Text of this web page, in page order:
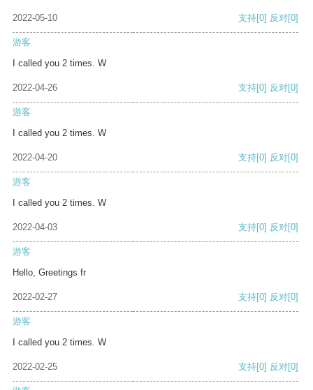
2022-05-10 支持[0] 反对[0]
游客
I called you 2 times. W
2022-04-26 支持[0] 反对[0]
游客
I called you 2 times. W
2022-04-20 支持[0] 反对[0]
游客
I called you 2 times. W
2022-04-03 支持[0] 反对[0]
游客
Hello, Greetings fr
2022-02-27 支持[0] 反对[0]
游客
I called you 2 times. W
2022-02-25 支持[0] 反对[0]